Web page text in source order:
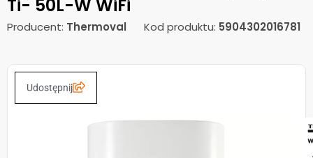
Ti- 50L-W WiFi
Producent: Thermoval Kod produktu: 5904302016781
Udostępnij